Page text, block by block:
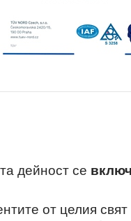
дейност се
от целия